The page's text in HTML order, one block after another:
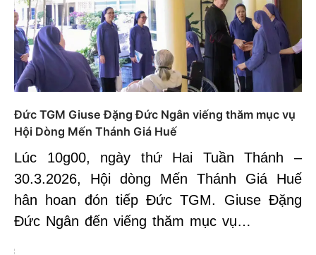
Đức TGM Giuse Đặng Đức Ngân viếng thăm mục vụ
Hội Dòng Mến Thánh Giá Huế
Lúc 10g00, ngày thứ Hai Tuần Thánh –
30.3.2026, Hội dòng Mến Thánh Giá Huế
hân hoan đón tiếp Đức TGM. Giuse Đặng
Đức Ngân đến viếng thăm mục vụ…